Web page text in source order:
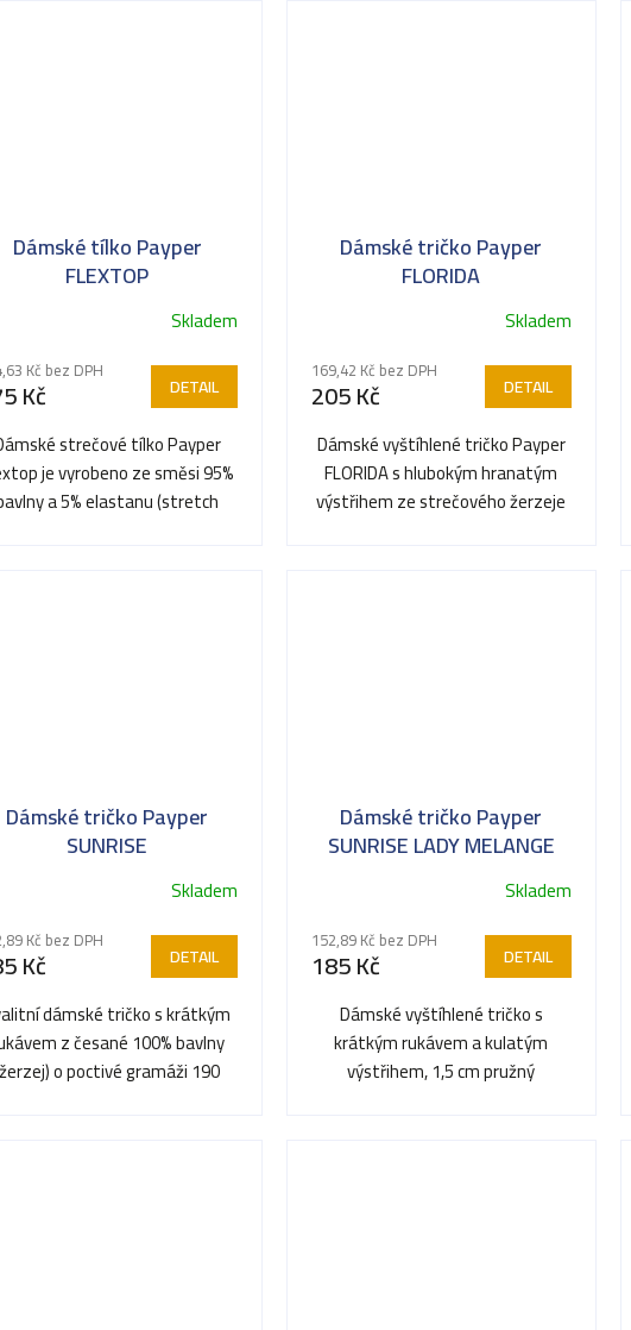
Dámské tílko Payper
FLEXTOP
Skladem
Kč bez DPH
Kč DETAIL
strečové tílko Payper
je vyrobeno ze směsi 95%
a 5% elastanu (stretch
Dámské tričko Payper
FLORIDA
Skladem
169,42 Kč bez DPH
205 Kč DETAIL
Dámské vyštíhlené tričko Payper
FLORIDA s hlubokým hranatým
výstřihem ze strečového žerzeje
Dámské tričko Payper
SUNRISE
Skladem
Kč bez DPH
Kč DETAIL
dámské tričko s krátkým
z česané 100% bavlny
o poctivé gramáži 190
Dámské tričko Payper
SUNRISE LADY MELANGE
Skladem
152,89 Kč bez DPH
185 Kč DETAIL
Dámské vyštíhlené tričko s
krátkým rukávem a kulatým
výstřihem, 1,5 cm pružný